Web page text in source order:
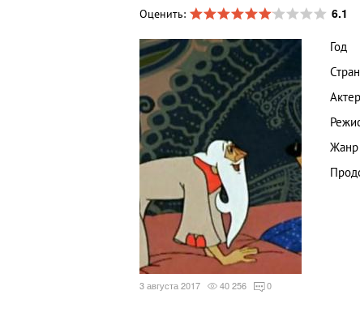
Оценить: 6.1
3 августа 2017 40 256 0
Год
Актер
Жанр